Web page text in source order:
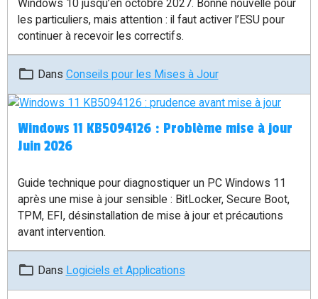
Windows 10 jusqu’en octobre 2027. Bonne nouvelle pour
les particuliers, mais attention : il faut activer l’ESU pour
continuer à recevoir les correctifs.
Dans Conseils pour les Mises à Jour
Windows 11 KB5094126 : Problème mise à jour
Juin 2026
Guide technique pour diagnostiquer un PC Windows 11
après une mise à jour sensible : BitLocker, Secure Boot,
TPM, EFI, désinstallation de mise à jour et précautions
avant intervention.
Dans Logiciels et Applications